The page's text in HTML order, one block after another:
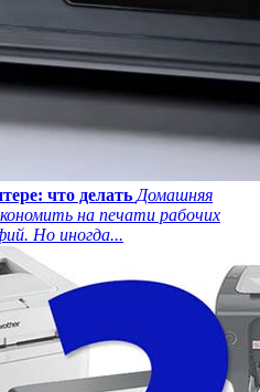
что делать Домашняя
на печати рабочих
Но иногда...